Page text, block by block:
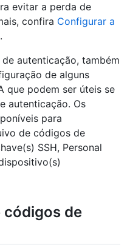
evitar a perda de
confira Configurar a
.
autenticação, também
de alguns
que podem ser úteis se
autenticação. Os
para
de códigos de
SSH, Personal
códigos de